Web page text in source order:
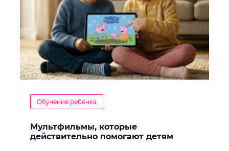
Обучение ребенка
Мультфильмы, которые
действительно помогают детям